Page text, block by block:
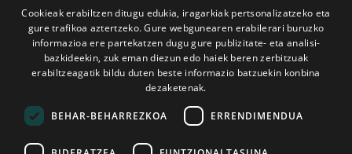
Cookieak erabiltzen ditugu edukia, iragarkiak pertsonalizatzeko eta
gure trafikoa aztertzeko. Gure webgunearen erabilerari buruzko
informazioa ere partekatzen dugu gure publizitate- eta analisi-
bazkideekin, zuk eman diezun edo haiek beren zerbitzuak
erabiltzeagatik bildu duten beste informazio batzuekin konbina
dezaketenak.
BEHAR-BEHARREZKOA ERRENDIMENDUA